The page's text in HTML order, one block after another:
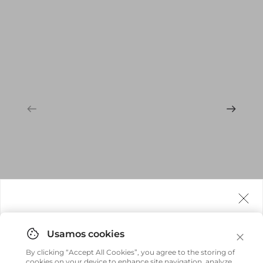
em sua casa, não importa onde você estiver.
By clicking “Accept All Cookies”, you agree to the storing of